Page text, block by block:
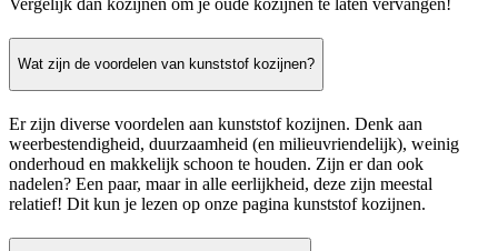
Wat zijn de voordelen van kunststof kozijnen?
Er zijn diverse voordelen aan kunststof kozijnen. Denk aan
weerbestendigheid, duurzaamheid (en milieuvriendelijk), weinig
onderhoud en makkelijk schoon te houden. Zijn er dan ook
nadelen? Een paar, maar in alle eerlijkheid, deze zijn meestal
relatief! Dit kun je lezen op onze pagina kunststof kozijnen.